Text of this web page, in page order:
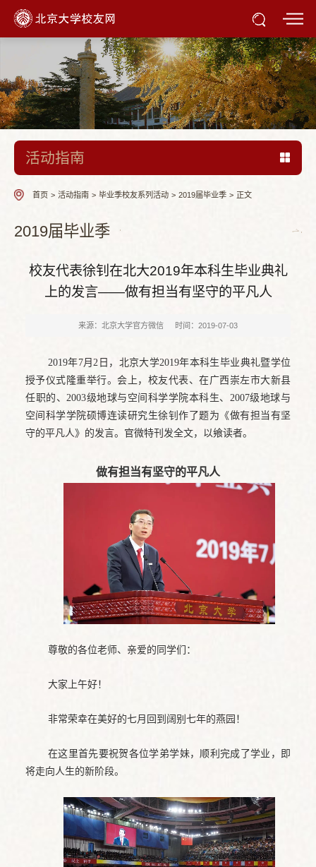
活动指南
首页 > 活动指南 > 毕业季校友系列活动 > 2019届毕业季 > 正文
2019届毕业季
校友代表徐钊在北大2019年本科生毕业典礼
上的发言——做有担当有坚守的平凡人
来源：北京大学官方微信 时间：2019-07-03
2019年7月2日，北京大学2019年本科生毕业典礼暨学位
授予仪式隆重举行。会上，校友代表、在广西崇左市大新县
任职的、2003级地球与空间科学学院本科生、2007级地球与
空间科学学院硕博连读研究生徐钊作了题为《做有担当有坚
守的平凡人》的发言。官微特刊发全文，以飨读者。
做有担当有坚守的平凡人
尊敬的各位老师、亲爱的同学们：
大家上午好！
非常荣幸在美好的七月回到阔别七年的燕园！
在这里首先要祝贺各位学弟学妹，顺利完成了学业，即
将走向人生的新阶段。